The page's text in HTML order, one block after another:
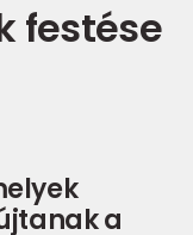
festése
a